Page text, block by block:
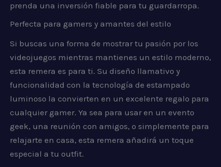
prenda una inversión fiable para tu guardarropa.
Perfecta para gamers y amantes del estilo
Si buscas una forma de mostrar tu pasión por los
videojuegos mientras mantienes un estilo moderno,
esta remera es para ti. Su diseño llamativo y
funcionalidad con la tecnología de estampado
luminoso la convierten en un excelente regalo para
cualquier gamer. Ya sea para usar en un evento
geek, una reunión con amigos, o simplemente para
relajarte en casa, esta remera añadirá un toque
especial a tu outfit.